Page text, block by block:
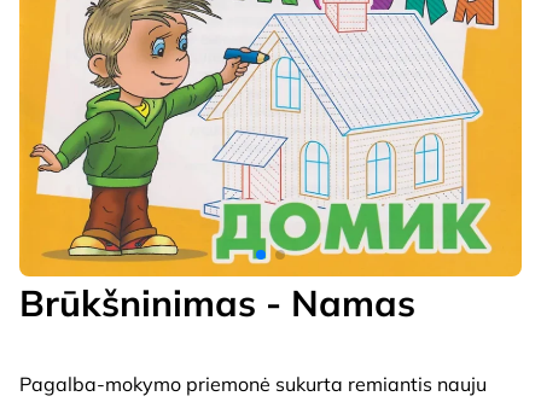
Brūkšninimas - Namas
Pagalba-mokymo priemonė sukurta remiantis nauju